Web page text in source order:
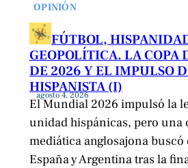
OPINIÓN
FÚTBOL,
GEOPOLÍTICA. LA COPA
DE 2026 Y EL IMPULSO
HISPANISTA (I)
agosto 4, 2026
El Mundial 2026 impulsó la
unidad hispánicas, pero una
mediática anglosajona
España y Argentina tras la